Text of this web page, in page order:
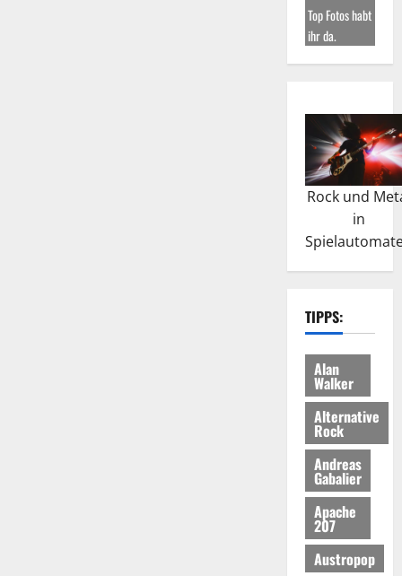
Top Fotos habt
ihr da.
Rock und
in
TIPPS:
Alan
Walker
Alternative
Rock
Andreas
Gabalier
Apache
207
Austropop